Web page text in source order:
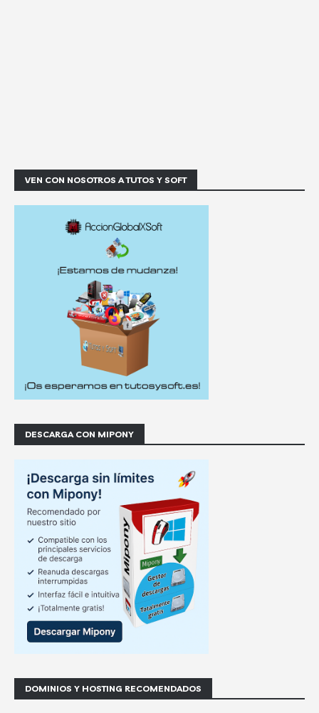
VEN CON NOSOTROS A TUTOS Y SOFT
DESCARGA CON MIPONY
DOMINIOS Y HOSTING RECOMENDADOS